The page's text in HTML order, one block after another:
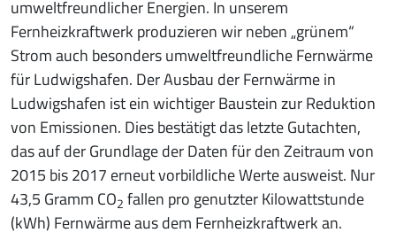
umweltfreundlicher Energien. In unserem
Fernheizkraftwerk produzieren wir neben „grünem“
Strom auch besonders umweltfreundliche Fernwärme
für Ludwigshafen. Der Ausbau der Fernwärme in
Ludwigshafen ist ein wichtiger Baustein zur Reduktion
von Emissionen. Dies bestätigt das letzte Gutachten,
das auf der Grundlage der Daten für den Zeitraum von
2015 bis 2017 erneut vorbildliche Werte ausweist. Nur
43,5 Gramm CO2 fallen pro genutzter Kilowattstunde
(kWh) Fernwärme aus dem Fernheizkraftwerk an.